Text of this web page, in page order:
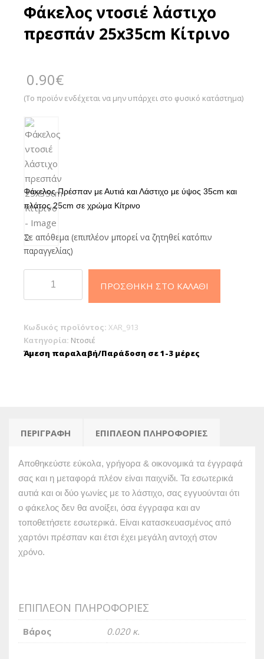
Φάκελος ντοσιέ λάστιχο
πρεσπάν 25x35cm Κίτρινο
0.90€
(Το προϊόν ενδέχεται να μην υπάρχει στο φυσικό κατάστημα)
Φάκελος Πρέσπαν με Αυτιά και Λάστιχο με ύψος 35cm και
πλάτος 25cm σε χρώμα Κίτρινο
Σε απόθεμα (επιπλέον μπορεί να ζητηθεί κατόπιν
παραγγελίας)
ντοσιέ
25x35cm
Κίτρινο
ΠΡΟΣΘΉΚΗ ΣΤΟ ΚΑΛΆΘΙ
Κωδικός προϊόντος: XAR_913
Κατηγορία: Ντοσιέ
Άμεση παραλαβή/Παράδοση σε 1-3 μέρες
ΠΕΡΙΓΡΑΦΉ ΕΠΙΠΛΈΟΝ ΠΛΗΡΟΦΟΡΊΕΣ
Αποθηκεύστε εύκολα, γρήγορα & οικονομικά τα έγγραφά
σας και η μεταφορά πλέον είναι παιχνίδι. Τα εσωτερικά
αυτιά και οι δύο γωνίες με το λάστιχο, σας εγγυούνται ότι
ο φάκελος δεν θα ανοίξει, όσα έγγραφα και αν
τοποθετήσετε εσωτερικά. Είναι κατασκευασμένος από
χαρτόνι πρέσπαν και έτσι έχει μεγάλη αντοχή στον
χρόνο.
ΕΠΙΠΛΈΟΝ ΠΛΗΡΟΦΟΡΊΕΣ
Βάρος 0.020 κ.